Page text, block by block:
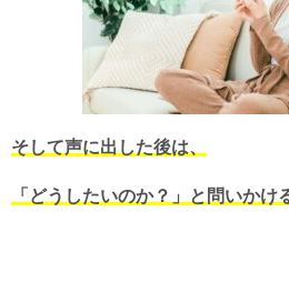
そして声に出した後は、
「どうしたいのか？」と問いかけ